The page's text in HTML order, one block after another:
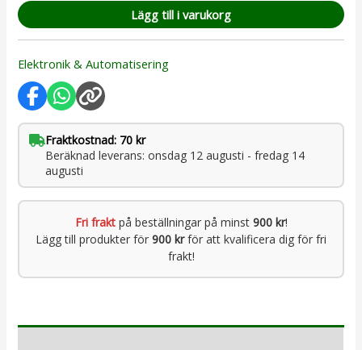
Lägg till i varukorg
Elektronik & Automatisering
Fraktkostnad: 70 kr
Beräknad leverans: onsdag 12 augusti - fredag 14
augusti
Fri fraktpå beställningar på minst 900 kr!
Lägg till produkter för 900 krför att kvalificera dig för fri
frakt!